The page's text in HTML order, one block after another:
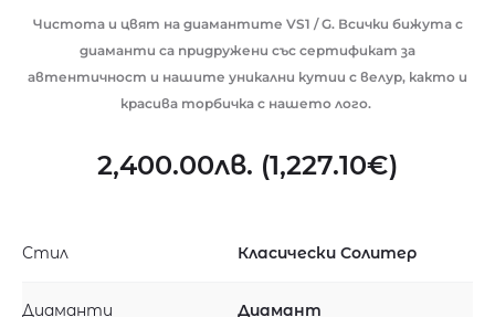
Чистота и цвят на диамантите VS1 / G. Всички бижута с
диаманти са придружени със сертификат за
автентичност и нашите уникални кутии с велур, както и
красива торбичка с нашето лого.
2,400.00лв. (1,227.10€)
Стил Класически Солитер
Диаманти Диамант